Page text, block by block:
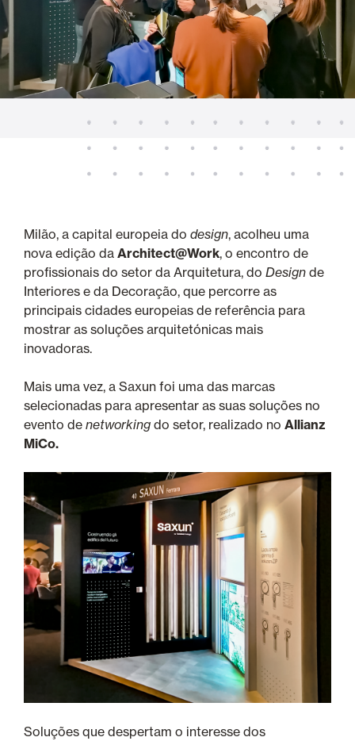
Milão, a capital europeia do design, acolheu uma
nova edição da Architect@Work, o encontro de
profissionais do setor da Arquitetura, do Design de
Interiores e da Decoração, que percorre as
principais cidades europeias de referência para
mostrar as soluções arquitetónicas mais
inovadoras.
Mais uma vez, a Saxun foi uma das marcas
selecionadas para apresentar as suas soluções no
evento de networking do setor, realizado no Allianz
MiCo.
Soluções que despertam o interesse dos